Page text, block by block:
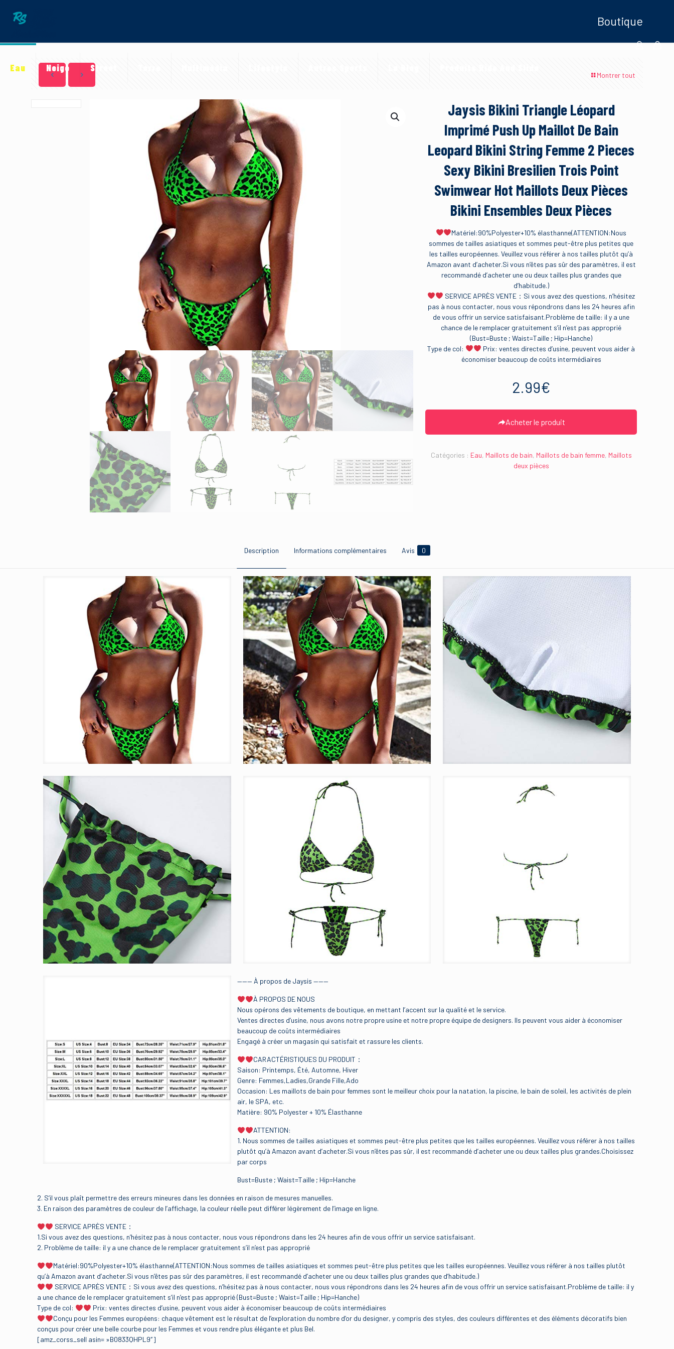
Eau Neige Street
Boutique
Montrer tout
Jaysis Bikini Triangle Léopard
Imprimé Push Up Maillot De Bain
Leopard Bikini String Femme 2 Pieces
Sexy Bikini Bresilien Trois Point
Swimwear Hot Maillots Deux Pièces
Bikini Ensembles Deux Pièces
Matériel:90%Polyester+10% élasthanne(ATTENTION:Nous
sommes de tailles asiatiques et sommes peut-être plus petites que
les tailles européennes. Veuillez vous référer à nos tailles plutôt qu’à
Amazon avant d’acheter.Si vous n’êtes pas sûr des paramètres, il est
recommandé d’acheter une ou deux tailles plus grandes que
d’habitude.)
SERVICE APRÈS VENTE：Si vous avez des questions, n’hésitez
pas à nous contacter, nous vous répondrons dans les 24 heures afin
de vous offrir un service satisfaisant.Problème de taille: il y a une
chance de le remplacer gratuitement s’il n’est pas approprié
(Bust=Buste ; Waist=Taille ; Hip=Hanche)
Type de col:
Prix: ventes directes d’usine, peuvent vous aider à
économiser beaucoup de coûts intermédiaires
2.99€
Acheter le produit
Catégories : Eau, Maillots de bain, Maillots de bain femme, Maillots
deux pièces
Description Informations complémentaires Avis 0
——— À propos de Jaysis ———
À PROPOS DE NOUS
Nous opérons des vêtements de boutique, en mettant l’accent sur la qualité et le service.
Ventes directes d’usine, nous avons notre propre usine et notre propre équipe de designers. Ils peuvent vous aider à économiser
beaucoup de coûts intermédiaires
Engagé à créer un magasin qui satisfait et rassure les clients.
CARACTÉRISTIQUES DU PRODUIT：
Saison: Printemps, Été, Automne, Hiver
Genre: Femmes,Ladies,Grande Fille,Ado
Occasion: Les maillots de bain pour femmes sont le meilleur choix pour la natation, la piscine, le bain de soleil, les activités de plein
air, le SPA, etc.
Matière: 90% Polyester + 10% Élasthanne
ATTENTION:
1. Nous sommes de tailles asiatiques et sommes peut-être plus petites que les tailles européennes. Veuillez vous référer à nos tailles
plutôt qu’à Amazon avant d’acheter.Si vous n’êtes pas sûr, il est recommandé d’acheter une ou deux tailles plus grandes.Choisissez
par corps
Bust=Buste ; Waist=Taille ; Hip=Hanche
2. S’il vous plaît permettre des erreurs mineures dans les données en raison de mesures manuelles.
3. En raison des paramètres de couleur de l’affichage, la couleur réelle peut différer légèrement de l’image en ligne.
SERVICE APRÈS VENTE：
1.Si vous avez des questions, n’hésitez pas à nous contacter, nous vous répondrons dans les 24 heures afin de vous offrir un service satisfaisant.
2. Problème de taille: il y a une chance de le remplacer gratuitement s’il n’est pas approprié
Matériel:90%Polyester+10% élasthanne(ATTENTION:Nous sommes de tailles asiatiques et sommes peut-être plus petites que les tailles européennes. Veuillez vous référer à nos tailles plutôt
qu’à Amazon avant d’acheter.Si vous n’êtes pas sûr des paramètres, il est recommandé d’acheter une ou deux tailles plus grandes que d’habitude.)
SERVICE APRÈS VENTE：Si vous avez des questions, n’hésitez pas à nous contacter, nous vous répondrons dans les 24 heures afin de vous offrir un service satisfaisant.Problème de taille: il y
a une chance de le remplacer gratuitement s’il n’est pas approprié (Bust=Buste ; Waist=Taille ; Hip=Hanche)
Type de col:
Prix: ventes directes d’usine, peuvent vous aider à économiser beaucoup de coûts intermédiaires
Conçu pour les Femmes européens: chaque vêtement est le résultat de l’exploration du nombre d’or du designer, y compris des styles, des couleurs différentes et des éléments décoratifs bien
conçus pour créer une belle courbe pour les Femmes et vous rendre plus élégante et plus Bel.
[amz_corss_sell asin= »B0833QHPL9″]